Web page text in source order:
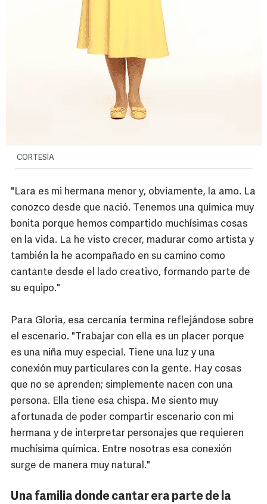
CORTESÍA
"Lara es mi hermana menor y, obviamente, la amo. La
conozco desde que nació. Tenemos una química muy
bonita porque hemos compartido muchísimas cosas
en la vida. La he visto crecer, madurar como artista y
también la he acompañado en su camino como
cantante desde el lado creativo, formando parte de
su equipo."
Para Gloria, esa cercanía termina reflejándose sobre
el escenario. "Trabajar con ella es un placer porque
es una niña muy especial. Tiene una luz y una
conexión muy particulares con la gente. Hay cosas
que no se aprenden; simplemente nacen con una
persona. Ella tiene esa chispa. Me siento muy
afortunada de poder compartir escenario con mi
hermana y de interpretar personajes que requieren
muchísima química. Entre nosotras esa conexión
surge de manera muy natural."
Una familia donde cantar era parte de la